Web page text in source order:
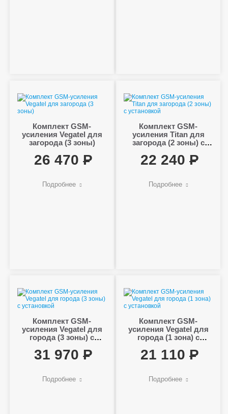
Комплект GSM-
усиления Vegatel для
загорода (3 зоны)
26 470
Подробнее
Комплект GSM-
усиления Titan для
загорода (2 зоны) с
22 240
Подробнее
Комплект GSM-
усиления Vegatel для
города (3 зоны) с
31 970
Подробнее
Комплект GSM-
усиления Vegatel для
города (1 зона) с
21 110
Подробнее